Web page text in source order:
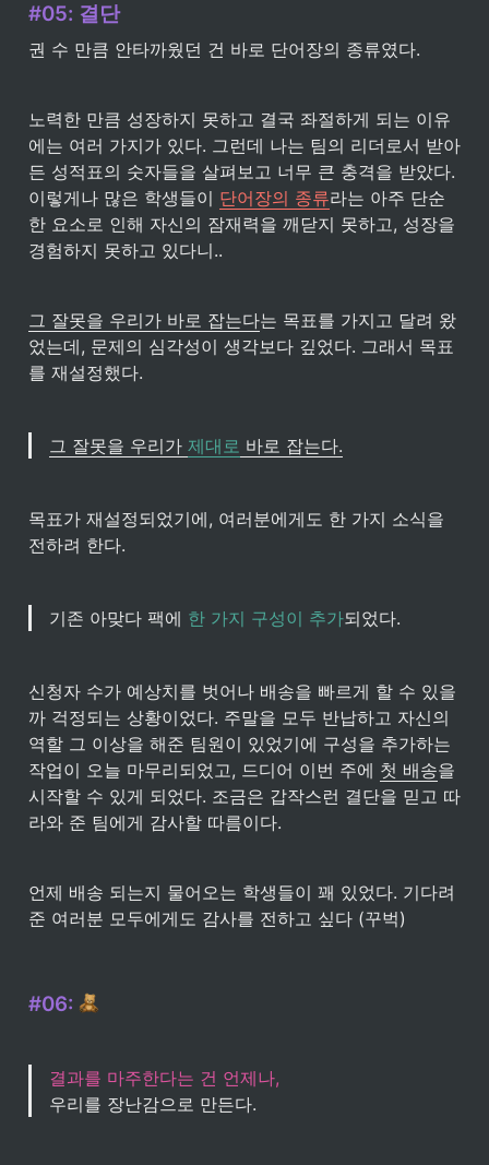
#05: 결단
권 수 만큼 안타까웠던 건 바로 단어장의 종류였다.
노력한 만큼 성장하지 못하고 결국 좌절하게 되는 이유
에는 여러 가지가 있다. 그런데 나는 팀의 리더로서 받아
든 성적표의 숫자들을 살펴보고 너무 큰 충격을 받았다.
이렇게나 많은 학생들이 단어장의 종류라는 아주 단순
한 요소로 인해 자신의 잠재력을 깨닫지 못하고, 성장을
경험하지 못하고 있다니..
그 잘못을 우리가 바로 잡는다는 목표를 가지고 달려 왔
었는데, 문제의 심각성이 생각보다 깊었다. 그래서 목표
를 재설정했다.
그 잘못을 우리가 제대로 바로 잡는다.
목표가 재설정되었기에, 여러분에게도 한 가지 소식을
전하려 한다.
기존 아맞다 팩에 한 가지 구성이 추가되었다.
신청자 수가 예상치를 벗어나 배송을 빠르게 할 수 있을
까 걱정되는 상황이었다. 주말을 모두 반납하고 자신의
역할 그 이상을 해준 팀원이 있었기에 구성을 추가하는
작업이 오늘 마무리되었고, 드디어 이번 주에 첫 배송을
시작할 수 있게 되었다. 조금은 갑작스런 결단을 믿고 따
라와 준 팀에게 감사할 따름이다.
언제 배송 되는지 물어오는 학생들이 꽤 있었다. 기다려
준 여러분 모두에게도 감사를 전하고 싶다 (꾸벅)
#06:
결과를 마주한다는 건 언제나,
우리를 장난감으로 만든다.